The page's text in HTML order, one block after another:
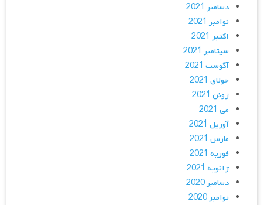
دسامبر 2021
نوامبر 2021
اکتبر 2021
سپتامبر 2021
آگوست 2021
جولای 2021
ژوئن 2021
می 2021
آوریل 2021
مارس 2021
فوریه 2021
ژانویه 2021
دسامبر 2020
نوامبر 2020